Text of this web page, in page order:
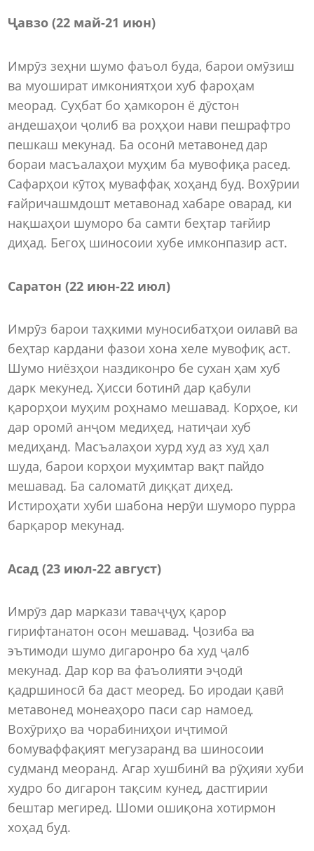
Ҷавзо (22 май-21 июн)
Имрӯз зеҳни шумо фаъол буда, барои омӯзиш
ва муошират имкониятҳои хуб фароҳам
меорад. Суҳбат бо ҳамкорон ё дӯстон
андешаҳои ҷолиб ва роҳҳои нави пешрафтро
пешкаш мекунад. Ба осонӣ метавонед дар
бораи масъалаҳои муҳим ба мувофиқа расед.
Сафарҳои кӯтоҳ муваффақ хоҳанд буд. Вохӯрии
ғайричашмдошт метавонад хабаре оварад, ки
нақшаҳои шуморо ба самти беҳтар тағйир
диҳад. Бегоҳ шиносоии хубе имконпазир аст.
Саратон (22 июн-22 июл)
Имрӯз барои таҳкими муносибатҳои оилавӣ ва
беҳтар кардани фазои хона хеле мувофиқ аст.
Шумо ниёзҳои наздиконро бе сухан ҳам хуб
дарк мекунед. Ҳисси ботинӣ дар қабули
қарорҳои муҳим роҳнамо мешавад. Корҳое, ки
дар оромӣ анҷом медиҳед, натиҷаи хуб
медиҳанд. Масъалаҳои хурд худ аз худ ҳал
шуда, барои корҳои муҳимтар вақт пайдо
мешавад. Ба саломатӣ диққат диҳед.
Истироҳати хуби шабона нерӯи шуморо пурра
барқарор мекунад.
Асад (23 июл-22 август)
Имрӯз дар маркази таваҷҷуҳ қарор
гирифтанатон осон мешавад. Ҷозиба ва
эътимоди шумо дигаронро ба худ ҷалб
мекунад. Дар кор ва фаъолияти эҷодӣ
қадршиносӣ ба даст меоред. Бо иродаи қавӣ
метавонед монеаҳоро паси сар намоед.
Вохӯриҳо ва чорабиниҳои иҷтимоӣ
бомуваффақият мегузаранд ва шиносоии
судманд меоранд. Агар хушбинӣ ва рӯҳияи хуби
худро бо дигарон тақсим кунед, дастгирии
бештар мегиред. Шоми ошиқона хотирмон
хоҳад буд.